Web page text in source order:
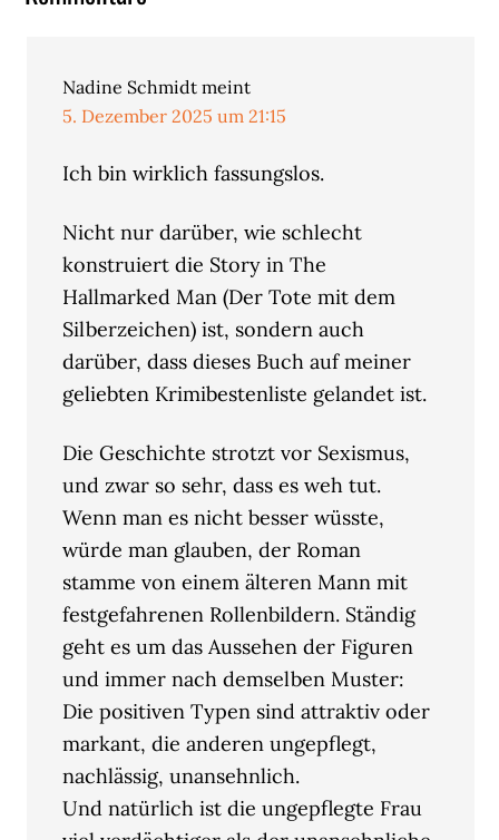
Nadine Schmidt meint
5. Dezember 2025 um 21:15
Ich bin wirklich fassungslos.
Nicht nur darüber, wie schlecht
konstruiert die Story in The
Hallmarked Man (Der Tote mit dem
Silberzeichen) ist, sondern auch
darüber, dass dieses Buch auf meiner
geliebten Krimibestenliste gelandet ist.
Die Geschichte strotzt vor Sexismus,
und zwar so sehr, dass es weh tut.
Wenn man es nicht besser wüsste,
würde man glauben, der Roman
stamme von einem älteren Mann mit
festgefahrenen Rollenbildern. Ständig
geht es um das Aussehen der Figuren
und immer nach demselben Muster:
Die positiven Typen sind attraktiv oder
markant, die anderen ungepflegt,
nachlässig, unansehnlich.
Und natürlich ist die ungepflegte Frau